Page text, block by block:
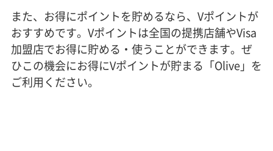
また、お得にポイントを貯めるなら、Vポイントが
おすすめです。Vポイントは全国の提携店舗やVisa
加盟店でお得に貯める・使うことができます。ぜ
ひこの機会にお得にVポイントが貯まる「Olive」を
ご利用ください。